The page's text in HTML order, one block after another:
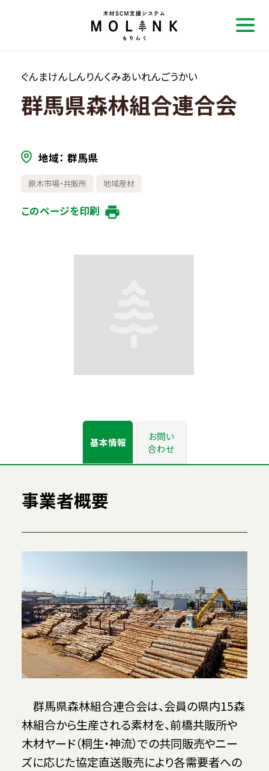
ぐんまけんしんりんくみあいれんごうかい
群馬県森林組合連合会
地域 群馬県
原木市場・共販所 地域産材
このページを印刷
基本情報
お問い
合わせ
事業者概要
群馬県森林組合連合会は、会員の県内15森
林組合から生産される素材を、前橋共販所や
木材ヤード（桐生・神流）での共同販売やニー
ズに応じた協定直送販売により各需要者への